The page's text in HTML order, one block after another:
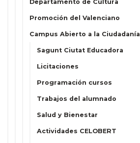
Departamento de Cultura
Promoción del Valenciano
Campus Abierto a la Ciudadanía
Sagunt Ciutat Educadora
Licitaciones
Programación cursos
Trabajos del alumnado
Salud y Bienestar
Actividades CELOBERT